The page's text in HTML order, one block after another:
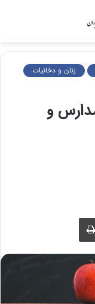
زنان و دخانیات
و